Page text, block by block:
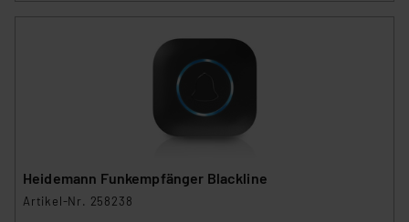
Heidemann Funkempfänger Blackline
Artikel-Nr. 258238